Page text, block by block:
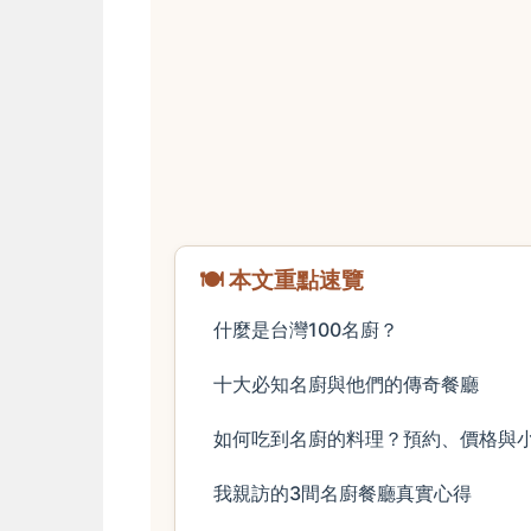
🍽️ 本文重點速覽
什麼是台灣100名廚？
十大必知名廚與他們的傳奇餐廳
如何吃到名廚的料理？預約、價格與
我親訪的3間名廚餐廳真實心得